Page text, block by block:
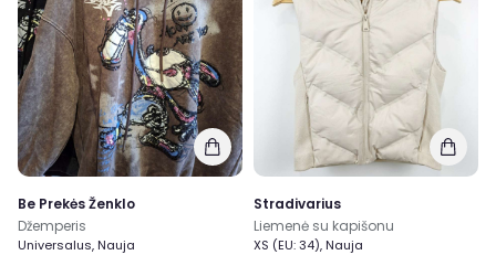
Be Prekės Ženklo
Džemperis
Universalus, Nauja
Stradivarius
Liemenė su kapišonu
XS (EU: 34), Nauja